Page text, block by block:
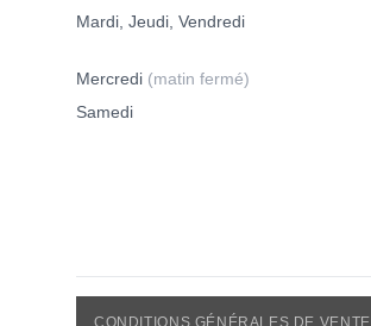
Mardi, Jeudi, Vendredi
Mercredi (matin fermé)
Samedi
CONDITIONS GÉNÉRALES DE VENTE